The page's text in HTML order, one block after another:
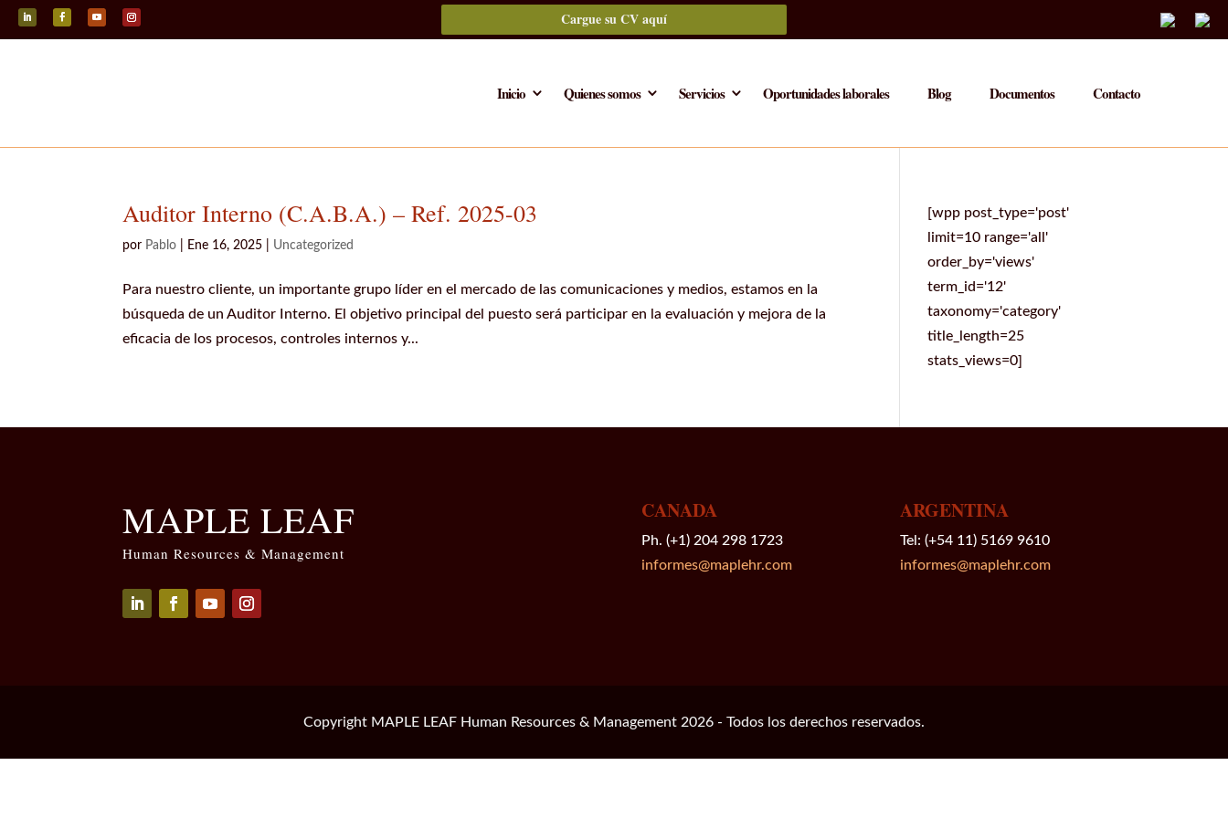
SeguirSeguirSeguirSeguir
Cargue su CV aquí
Inicio Quienes somos Servicios Oportunidades laborales Blog Documentos Contacto
Auditor Interno (C.A.B.A.) – Ref. 2025-03
por Pablo Ene 16, 2025 Uncategorized
Para nuestro cliente, un importante grupo líder en el mercado de las comunicaciones y medios, estamos en la
búsqueda de un Auditor Interno. El objetivo principal del puesto será participar en la evaluación y mejora de la
eficacia de los procesos, controles internos y...
[wpp post_type='post'
limit=10 range='all'
order_by='views'
term_id='12'
taxonomy='category'
title_length=25
stats_views=0]
MAPLE LEAF
Human Resources & Management
CANADA
Ph. (+1) 204 298 1723
informes@maplehr.com
ARGENTINA
Tel: (+54 11) 5169 9610
informes@maplehr.com
Copyright MAPLE LEAF Human Resources & Management 2026 - Todos los derechos reservados.